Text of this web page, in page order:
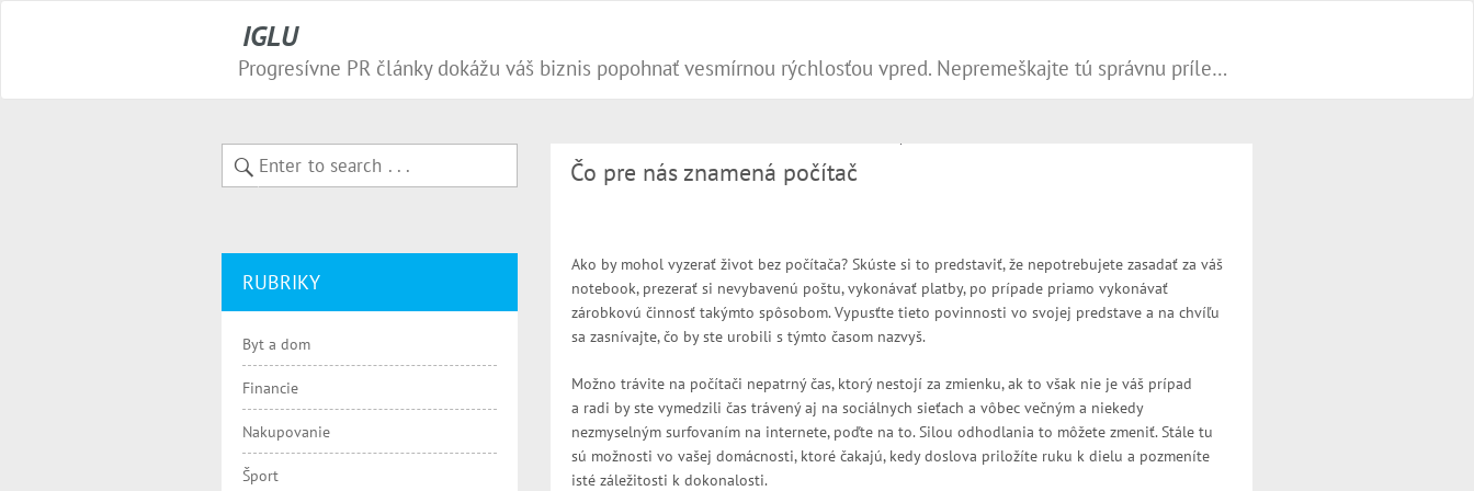
IGLU
Progresívne PR články dokážu váš biznis popohnať vesmírnou rýchlosťou vpred. Nepremeškajte tú správnu príležitosť a publikujte na našom webe.
Čo pre nás znamená počítač
Ako by mohol vyzerať život bez počítača? Skúste si to predstaviť, že nepotrebujete zasadať za váš
notebook, prezerať si nevybavenú poštu, vykonávať platby, po prípade priamo vykonávať
zárobkovú činnosť takýmto spôsobom. Vypusťte tieto povinnosti vo svojej predstave a na chvíľu
sa zasnívajte, čo by ste urobili s týmto časom nazvyš.
Možno trávite na počítači nepatrný čas, ktorý nestojí za zmienku, ak to však nie je váš prípad
a radi by ste vymedzili čas trávený aj na sociálnych sieťach a vôbec večným a niekedy
nezmyselným surfovaním na internete, poďte na to. Silou odhodlania to môžete zmeniť. Stále tu
sú možnosti vo vašej domácnosti, ktoré čakajú, kedy doslova priložíte ruku k dielu a pozmeníte
isté záležitosti k dokonalosti.
RUBRIKY
Byt a dom
Financie
Nakupovanie
Šport